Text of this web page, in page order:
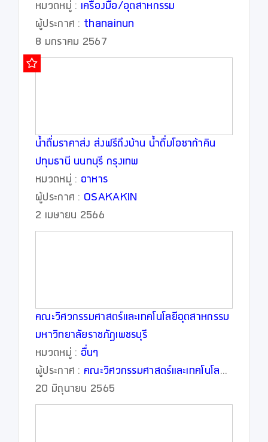
เงินผ่อน
หมวดหมู่ : เครื่องมือ/อุตสาหกรรม
ผู้ประกาศ : thanainun
8 มกราคม 2567
น้ำดื่มราคาส่ง ส่งฟรีถึงบ้าน น้ำดื่มโอซาก้าคิน
ปทุมธานี นนทบุรี กรุงเทพ
หมวดหมู่ : อาหาร
ผู้ประกาศ : OSAKAKIN
2 เมษายน 2566
คณะวิศวกรรมศาสตร์และเทคโนโลยีอุตสาหกรรม
มหาวิทยาลัยราชภัฏเพชรบุรี
หมวดหมู่ : อื่นๆ
ผู้ประกาศ : คณะวิศวกรรมศาสตร์และเทคโนโลยี
อุตสาหกรรม 20 มิถุนายน 2565